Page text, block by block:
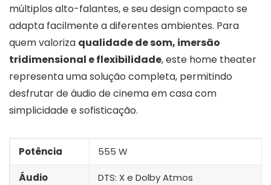
múltiplos alto-falantes, e seu design compacto se
adapta facilmente a diferentes ambientes. Para
quem valoriza qualidade de som, imersão
tridimensional e flexibilidade, este home theater
representa uma solução completa, permitindo
desfrutar de áudio de cinema em casa com
simplicidade e sofisticação.
Potência 555 W
Áudio DTS: X e Dolby Atmos